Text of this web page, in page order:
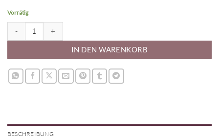
Vorrätig
Colour Mill Lebensmittelfarbe auf Öl-Basis - Blush 20 ml Menge
IN DEN WARENKORB
BESCHREIBUNG